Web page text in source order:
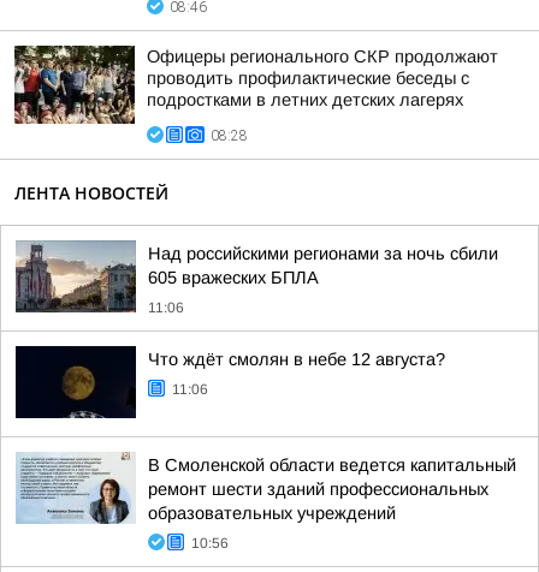
08:46
Офицеры регионального СКР продолжают
проводить профилактические беседы с
подростками в летних детских лагерях
08:28
ЛЕНТА НОВОСТЕЙ
Над российскими регионами за ночь сбили
605 вражеских БПЛА
11:06
Что ждёт смолян в небе 12 августа?
11:06
В Смоленской области ведется капитальный
ремонт шести зданий профессиональных
образовательных учреждений
10:56